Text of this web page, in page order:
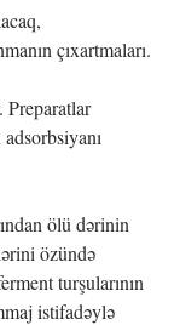
çıxartmaları.
Preparatlar
ölü dərinin
özündə
turşularının
istifadəylə